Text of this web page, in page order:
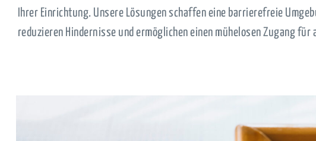
Ihrer Einrichtung. Unsere Lösungen schaffen eine barrierefreie
reduzieren Hindernisse und ermöglichen einen mühelosen Zugang für